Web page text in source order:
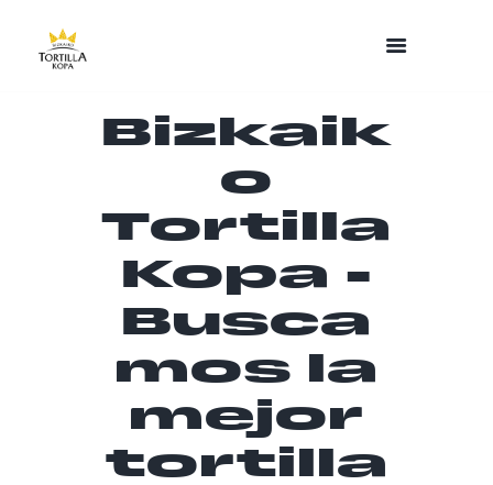
Bizkaik
o
Tortilla
Kopa -
Busca
mos la
mejor
tortilla